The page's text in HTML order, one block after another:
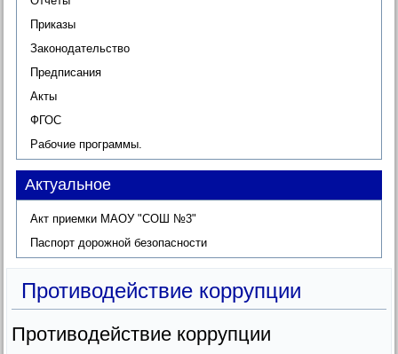
Приказы
Законодательство
Предписания
Акты
ФГОС
Рабочие программы.
Актуальное
Акт приемки МАОУ "СОШ №3"
Паспорт дорожной безопасности
Противодействие коррупции
Противодействие коррупции